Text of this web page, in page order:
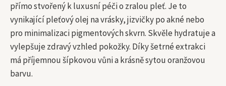
přímo stvořený k luxusní péči o zralou pleť. Je to
vynikající pleťový olej na vrásky, jizvičky po akné nebo
pro minimalizaci pigmentových skvrn. Skvěle hydratuje a
vylepšuje zdravý vzhled pokožky. Díky šetrné extrakci
má příjemnou šípkovou vůni a krásně sytou oranžovou
barvu.